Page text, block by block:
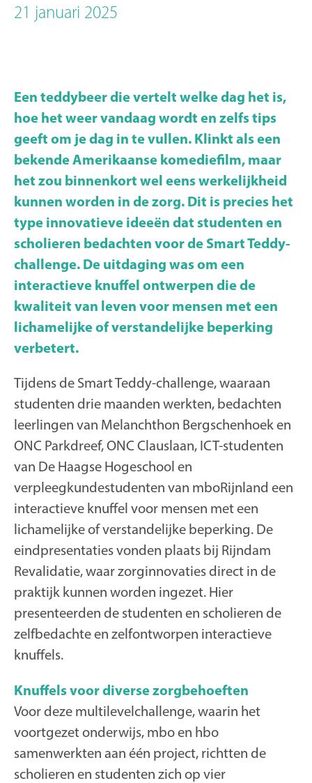
21 januari 2025
Een teddybeer die vertelt welke dag het is,
hoe het weer vandaag wordt en zelfs tips
geeft om je dag in te vullen. Klinkt als een
bekende Amerikaanse komediefilm, maar
het zou binnenkort wel eens werkelijkheid
kunnen worden in de zorg. Dit is precies het
type innovatieve ideeën dat studenten en
scholieren bedachten voor de Smart Teddy-
challenge. De uitdaging was om een
interactieve knuffel ontwerpen die de
kwaliteit van leven voor mensen met een
lichamelijke of verstandelijke beperking
verbetert.
Tijdens de Smart Teddy-challenge, waaraan
studenten drie maanden werkten, bedachten
leerlingen van Melanchthon Bergschenhoek en
ONC Parkdreef, ONC Clauslaan, ICT-studenten
van De Haagse Hogeschool en
verpleegkundestudenten van mboRijnland een
interactieve knuffel voor mensen met een
lichamelijke of verstandelijke beperking. De
eindpresentaties vonden plaats bij Rijndam
Revalidatie, waar zorginnovaties direct in de
praktijk kunnen worden ingezet. Hier
presenteerden de studenten en scholieren de
zelfbedachte en zelfontworpen interactieve
knuffels.
Knuffels voor diverse zorgbehoeften
Voor deze multilevelchallenge, waarin het
voortgezet onderwijs, mbo en hbo
samenwerkten aan één project, richtten de
scholieren en studenten zich op vier